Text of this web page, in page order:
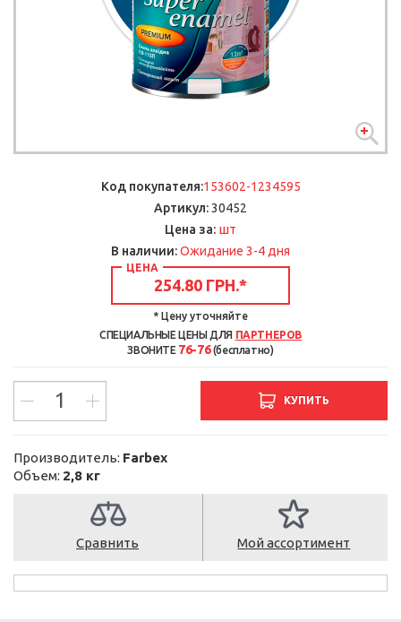
Код покупателя:153602-1234595
Артикул:30452
Цена за: шт
В наличии:Ожидание 3-4 дня
ЦЕНА
254.80 ГРН.*
* Цену уточняйте
СПЕЦИАЛЬНЫЕ ЦЕНЫ ДЛЯ ПАРТНЕРОВ
ЗВОНИТЕ 76-76(бесплатно)
КУПИТЬ
Производитель: Farbex
Объем: 2,8 кг
Сравнить Мой ассортимент